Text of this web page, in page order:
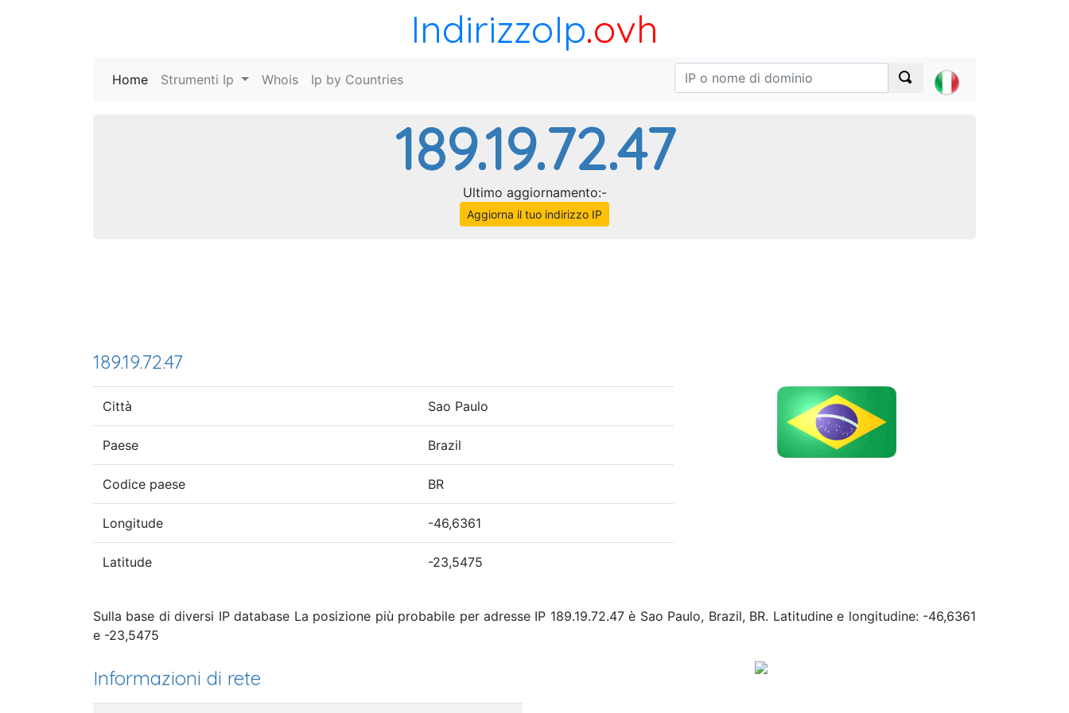
IndirizzoIp.ovh
Home (current)
Strumenti Ip Whois Ip by Countries
189.19.72.47
Ultimo aggiornamento:-
Aggiorna il tuo indirizzo IP
189.19.72.47
Città Sao Paulo
Paese Brazil
Codice paese BR
Longitude -46,6361
Latitude -23,5475
Sulla base di diversi IP database La posizione più probabile per adresse IP 189.19.72.47 è Sao Paulo, Brazil, BR. Latitudine e longitudine: -46,6361
e -23,5475
Informazioni di rete